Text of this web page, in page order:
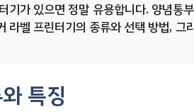
기가 있으면 정말 유용합니다. 양념통
라벨 프린터기의 종류와 선택 방법, 그
특징